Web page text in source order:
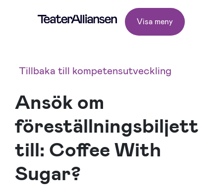
Visa meny
Tillbaka till kompetensutveckling
Ansök om
föreställningsbiljett
till: Coffee With
Sugar?